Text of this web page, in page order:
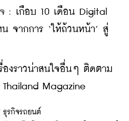
: เกือบ 10 เดือน Digital
จากการ ‘ให้ถ้วนหน้า’ สู่
องราวน่าสนใจอื่นๆ ติดตาม
Thailand Magazine
ธุรกิจรถยนต์